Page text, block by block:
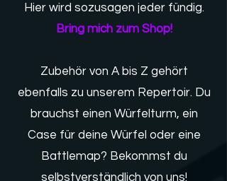
Hier wird sozusagen jeder fündig.
Bring mich zum Shop!
Zubehör von A bis Z gehört
ebenfalls zu unserem Repertoir. Du
brauchst einen Würfelturm, ein
Case für deine Würfel oder eine
Battlemap? Bekommst du
selbstverständlich von uns!